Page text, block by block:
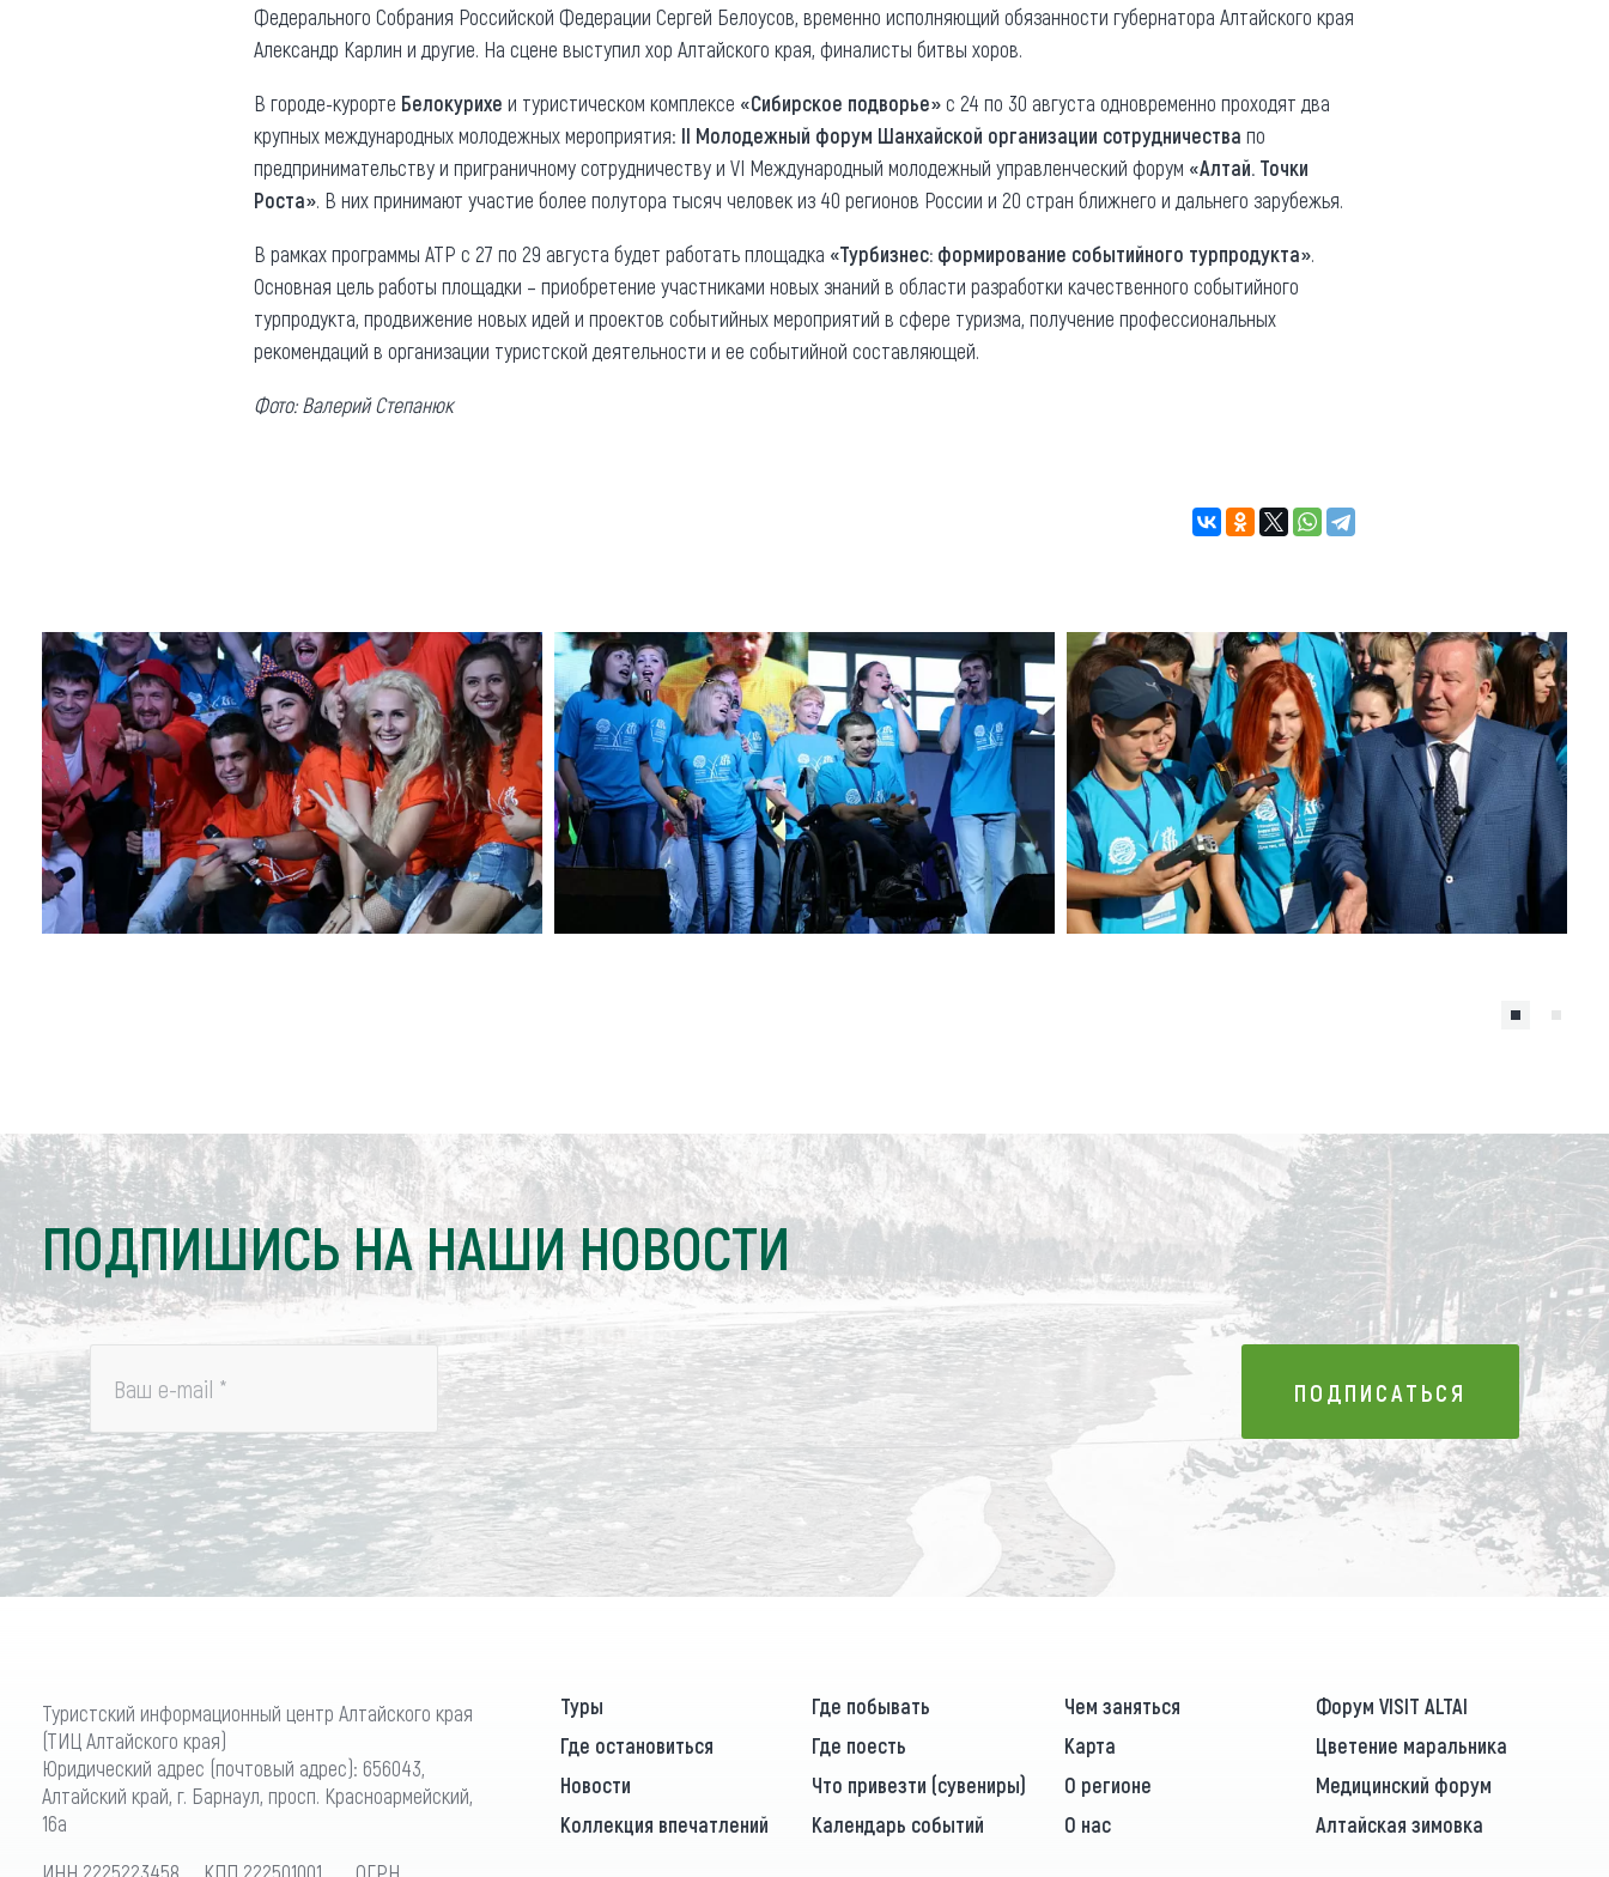
Федерального Собрания Российской Федерации Сергей Белоусов, временно исполняющий обязанности губернатора Алтайского края
Александр Карлин и другие. На сцене выступил хор Алтайского края, финалисты битвы хоров.
В городе-курорте Белокурихе и туристическом комплексе «Сибирское подворье»с 24 по 30 августа одновременно проходят два
крупных международных молодежных мероприятия: II Молодежный форум Шанхайской организации сотрудничества по
предпринимательству и приграничному сотрудничеству и VI Международный молодежный управленческий форум «Алтай. Точки
Роста». В них принимают участие более полутора тысяч человек из 40 регионов России и 20 стран ближнего и дальнего зарубежья.
В рамках программы АТР с 27 по 29 августа будет работать площадка «Турбизнес: формирование событийного турпродукта».
Основная цель работы площадки – приобретение участниками новых знаний в области разработки качественного событийного
турпродукта, продвижение новых идей и проектов событийных мероприятий в сфере туризма, получение профессиональных
рекомендаций в организации туристской деятельности и ее событийной составляющей.
Фото: Валерий Степанюк
ПОДПИШИСЬ НА НАШИ НОВОСТИ
Ваш e-mail * ПОДПИСАТЬСЯ
ПОДПИСАТЬСЯ
Туристский информационный центр Алтайского края
(ТИЦ Алтайского края)
Юридический адрес (почтовый адрес): 656043,
Алтайский край, г. Барнаул, просп. Красноармейский,
16а
Туры Где побывать Чем заняться
Форум VISIT ALTAI
Где остановиться
Где поесть Карта
Цветение маральника
Новости
Что привезти (сувениры) О регионе
Медицинский форум
Коллекция впечатлений
Календарь событий О нас Алтайская зимовка